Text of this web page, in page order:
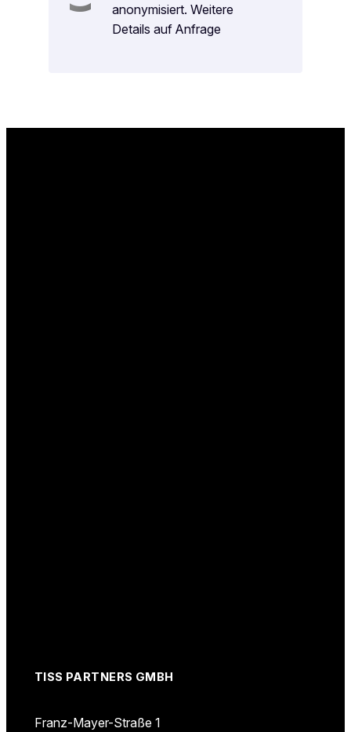
anonymisiert. Weitere
Details auf Anfrage
TISS PARTNERS GMBH
Franz-Mayer-Straße 1